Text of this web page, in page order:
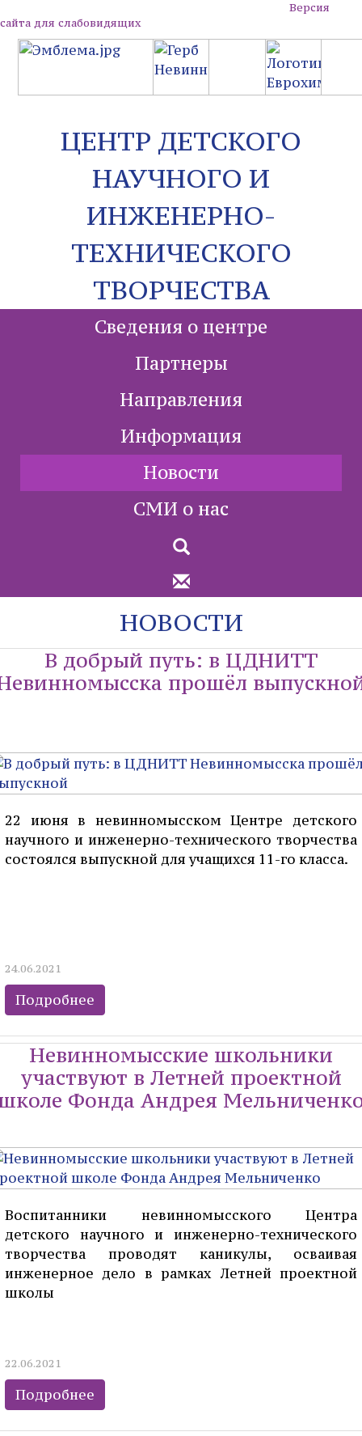
Версия
сайта для слабовидящих
ЦЕНТР ДЕТСКОГО
НАУЧНОГО И
ИНЖЕНЕРНО-
ТЕХНИЧЕСКОГО
ТВОРЧЕСТВА
Сведения о центре
Партнеры
Направления
Информация
Новости
СМИ о нас
НОВОСТИ
В добрый путь: в ЦДНИТТ
прошёл
22 июня в невинномысском Центре детского
научного и инженерно-технического творчества
состоялся выпускной для учащихся 11-го класса.
24.06.2021
Подробнее
Невинномысские школьники
участвуют в Летней проектной
Фонда Андрея
Воспитанники невинномысского Центра
детского научного и инженерно-технического
творчества проводят каникулы, осваивая
инженерное дело в рамках Летней проектной
школы
22.06.2021
Подробнее